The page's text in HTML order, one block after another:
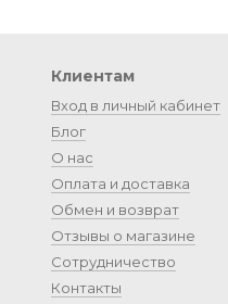
Клиентам
Вход в личный кабинет
Блог
О нас
Оплата и доставка
Обмен и возврат
Отзывы о магазине
Сотрудничество
Контакты